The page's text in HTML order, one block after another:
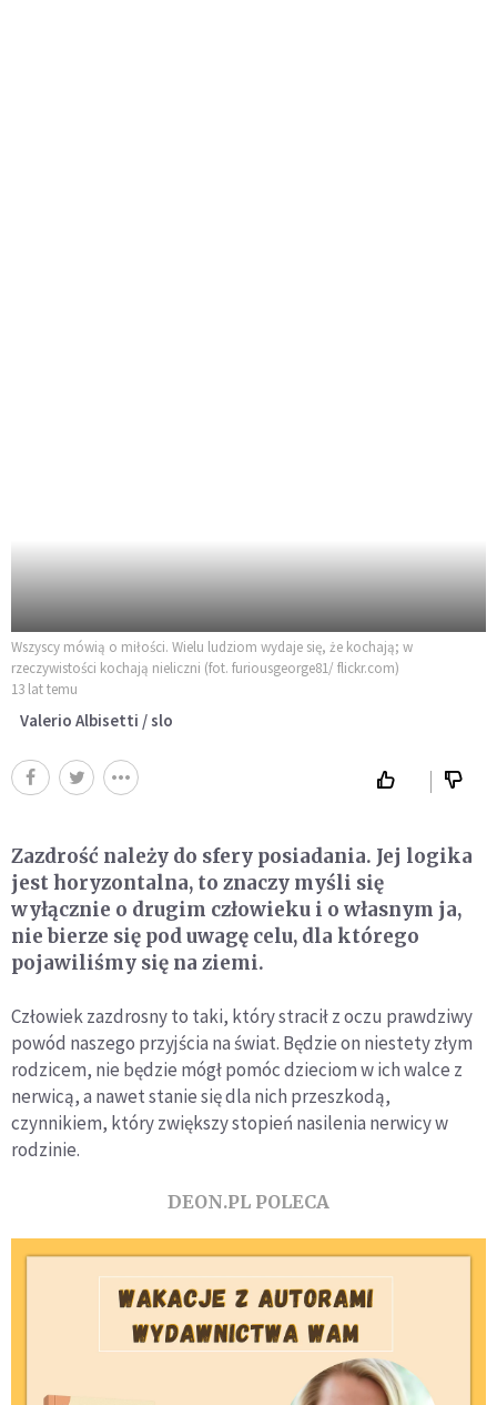
Wszyscy mówią o miłości. Wielu ludziom wydaje się, że kochają; w
rzeczywistości kochają nieliczni (fot. furiousgeorge81/ flickr.com)
13 lat temu
Valerio Albisetti / slo
Zazdrość należy do sfery posiadania. Jej logika
jest horyzontalna, to znaczy myśli się
wyłącznie o drugim człowieku i o własnym ja,
nie bierze się pod uwagę celu, dla którego
pojawiliśmy się na ziemi.
Człowiek zazdrosny to taki, który stracił z oczu prawdziwy
powód naszego przyjścia na świat. Będzie on niestety złym
rodzicem, nie będzie mógł pomóc dzieciom w ich walce z
nerwicą, a nawet stanie się dla nich przeszkodą,
czynnikiem, który zwiększy stopień nasilenia nerwicy w
rodzinie.
DEON.PL POLECA